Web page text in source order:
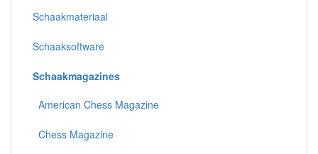
Schaakmateriaal
Schaaksoftware
Schaakmagazines
American Chess Magazine
Chess Magazine